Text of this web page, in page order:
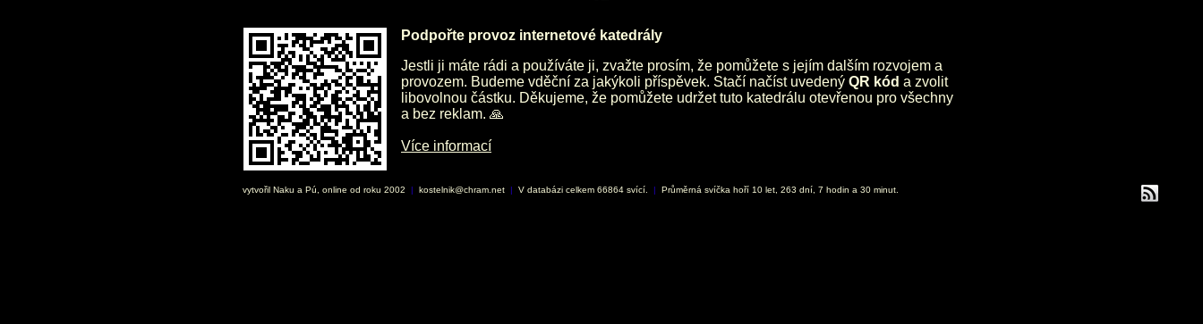
Podpořte provoz internetové katedrály
Jestli ji máte rádi a používáte ji, zvažte prosím, že pomůžete s jejím dalším rozvojem a
provozem. Budeme vděční za jakýkoli příspěvek. Stačí načíst uvedený QR kód a zvolit
libovolnou částku. Děkujeme, že pomůžete udržet tuto katedrálu otevřenou pro všechny
a bez reklam. 🙏
Více informací
vytvořil Naku a Pú, online od roku 2002 | kostelnik@chram.net | V databázi celkem 66864 svící. | Průměrná svíčka hoří 10 let, 263 dní, 7 hodin a 30 minut.